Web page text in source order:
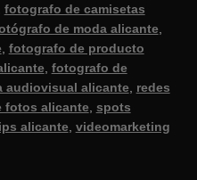
fotografo de camisetas
de moda alicante,
, fotografo de producto
, fotografo de
audiovisual alicante, redes
fotos alicante, spots
alicante, videomarketing